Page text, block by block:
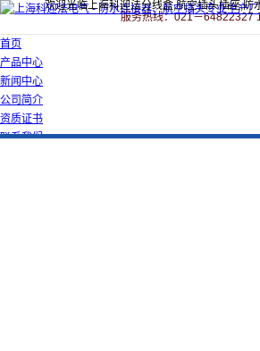
欢迎光临上海科迎法分线盒,航空插头插座,防
服务热线：021－64822327
首页
产品中心
新闻中心
公司简介
资质证书
联系我们